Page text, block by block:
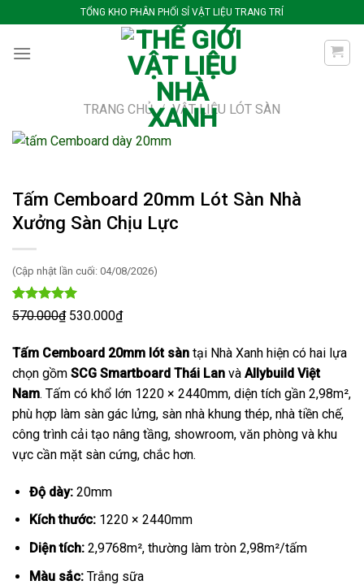
nội
TỔNG KHO PHÂN PHỐI SỈ VẬT LIỆU TRANG TRÍ
TRANG CHỦ / VẬT LIỆU LÓT SÀN
Tấm Cemboard 20mm Lót Sàn Nhà
Xưởng Sàn Chịu Lực
(Cập nhật lần cuối: 04/08/2026)
4.99trên 5
305
570.000₫ Giá
là:
570.000₫.
530.000₫Giá
tại
là:
530.000₫.
Tấm Cemboard 20mm lót sàn tại Nhà Xanh hiện có hai lựa
chọn gồm SCG Smartboard Thái Lan và Allybuild Việt
Nam. Tấm có khổ lớn 1220 × 2440mm, diện tích gần 2,98m²,
phù hợp làm sàn gác lửng, sàn nhà khung thép, nhà tiền chế,
công trình cải tạo nâng tầng, showroom, văn phòng và khu
vực cần mặt sàn cứng, chắc hơn.
Độ dày:20mm
Kích thước:1220 × 2440mm
Diện tích:2,9768m², thường làm tròn 2,98m²/tấm
Màu sắc:Trắng sữa